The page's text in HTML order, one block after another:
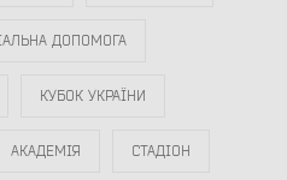
ДОПОМОГА
КУБОК УКРАЇНИ
АКАДЕМІЯ СТАДІОН